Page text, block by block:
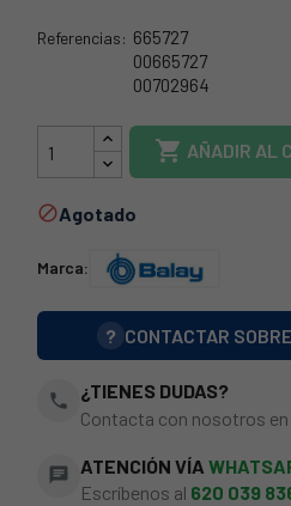
Referencias: 665727
00665727
00702964
 AÑADIR AL
Agotado
Marca:
? CONTACTAR
phone
¿TIENES DUDAS?
Contacta con nosotros en
chat ATENCIÓN VÍA
Escríbenos al 620 039